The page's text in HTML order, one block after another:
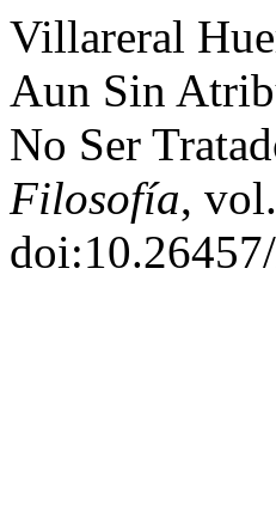
Villareral
Aun Sin
No Ser
Filosofía,